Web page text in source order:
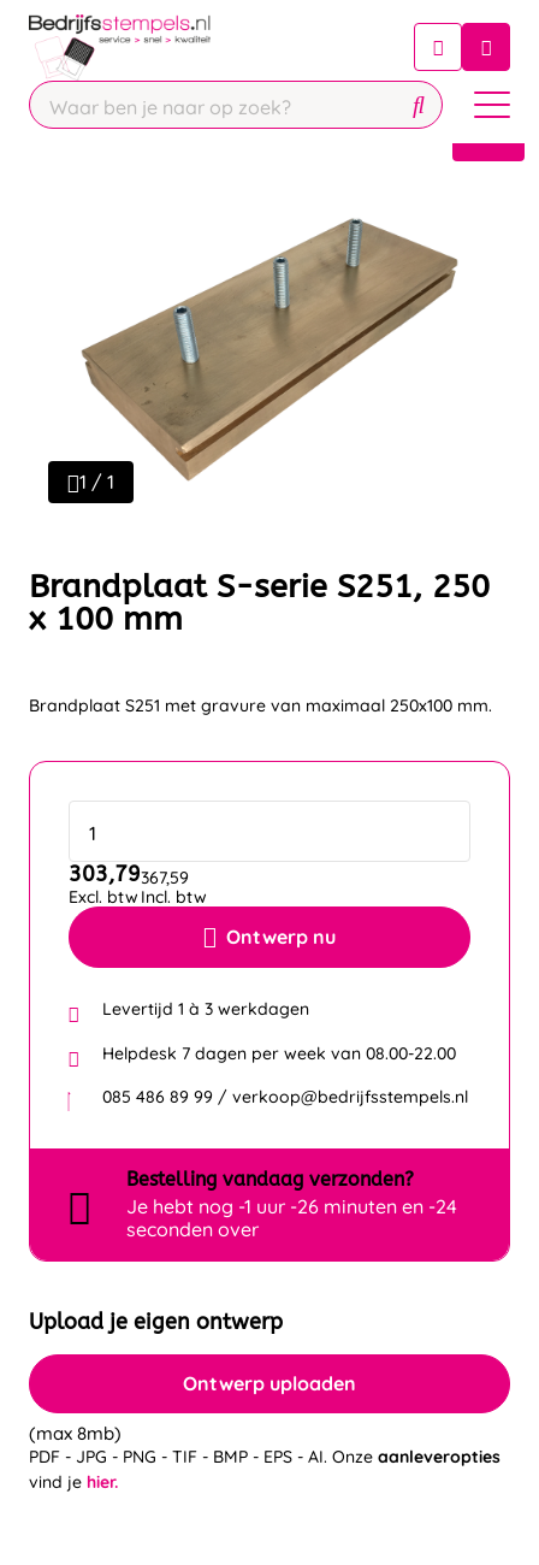
Chatbot
Chat 24/7 met onze chatbot voor
Contact
1 / 1
Brandplaat S-serie S251, 250
x 100 mm
Brandplaat S251 met gravure van maximaal 250x100 mm.
Ontwerp nu
303,79
Excl. btw
367,59
Incl. btw
Levertijd 1 à 3 werkdagen
Helpdesk 7 dagen per week van 08.00-22.00
085 486 89 99 / verkoop@bedrijfsstempels.nl
Bestelling vandaag verzonden?
Je hebt nog -1 uur -26 minuten en -24
seconden over
Upload je eigen ontwerp
Ontwerp uploaden
(max 8mb)
PDF - JPG - PNG - TIF - BMP - EPS - AI. Onze aanleveropties
vind je hier.